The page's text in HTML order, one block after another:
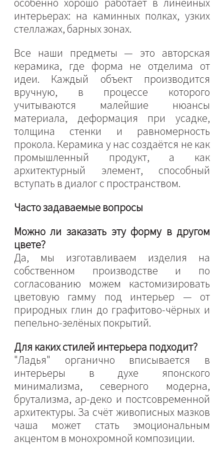
интерьерах: на каминных полках, узких
стеллажах, барных зонах.
Все наши предметы — это авторская
керамика, где форма не отделима от
идеи. Каждый объект производится
вручную, в процессе которого
учитываются малейшие нюансы
материала, деформация при усадке,
толщина стенки и равномерность
прокола. Керамика у нас создаётся не как
промышленный продукт, а как
архитектурный элемент, способный
вступать в диалог с пространством.
Часто задаваемые вопросы
Можно ли заказать эту форму в другом
цвете?
Да, мы изготавливаем изделия на
собственном производстве и по
согласованию можем кастомизировать
цветовую гамму под интерьер — от
природных глин до графитово-чёрных и
пепельно-зелёных покрытий.
Для каких стилей интерьера подходит?
"Ладья" органично вписывается в
интерьеры в духе японского
минимализма, северного модерна,
брутализма, ар-деко и постсовременной
архитектуры. За счёт живописных мазков
чаша может стать эмоциональным
акцентом в монохромной композиции.